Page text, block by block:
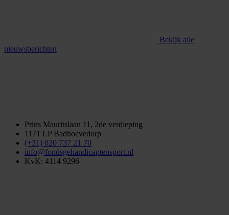
Bekijk alle
nieuwsberichten
Prins Mauritslaan 11, 2de verdieping
1171 LP Badhoevedorp
(+31) 020 737 21 70
info@fondsgehandicaptensport.nl
KvK: 4114 9296